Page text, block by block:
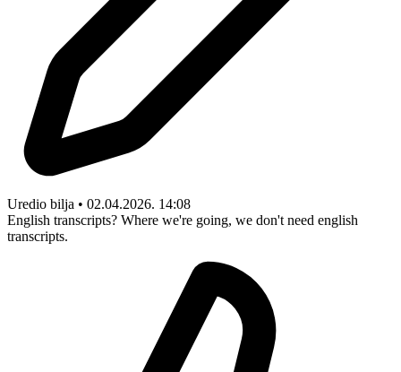
Uredio bilja • 02.04.2026. 14:08
English transcripts? Where we're going, we don't need english
transcripts.